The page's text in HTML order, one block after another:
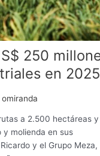
250
en 2025
omiranda
a 2.500 hectáreas y
molienda en sus
y el Grupo Meza,